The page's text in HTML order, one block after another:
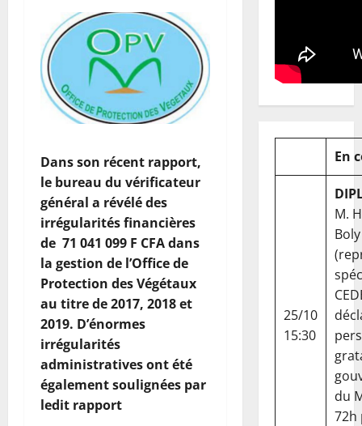
Dans son récent rapport,
le bureau du vérificateur
général a révélé des
irrégularités financières
de 71 041 099 F CFA dans
la gestion de l’Office de
Protection des Végétaux
au titre de 2017, 2018 et
2019. D’énormes
irrégularités
administratives ont été
également soulignées par
ledit rapport
En
25/10
15:30
M.
Boly
du
72h